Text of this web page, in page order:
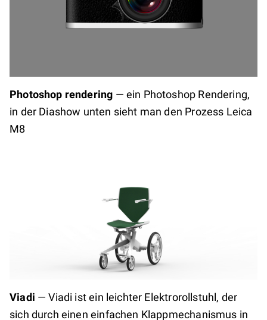
Photoshop rendering — ein Photoshop Rendering,
in der Diashow unten sieht man den Prozess Leica
M8
Viadi —Viadi ist ein leichter Elektrorollstuhl, der
sich durch einen einfachen Klappmechanismus in